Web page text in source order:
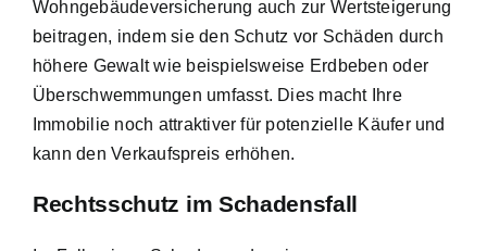
Wohngebäudeversicherung auch zur Wertsteigerung
beitragen, indem sie den Schutz vor Schäden durch
höhere Gewalt wie beispielsweise Erdbeben oder
Überschwemmungen umfasst. Dies macht Ihre
Immobilie noch attraktiver für potenzielle Käufer und
kann den Verkaufspreis erhöhen.
Rechtsschutz im Schadensfall